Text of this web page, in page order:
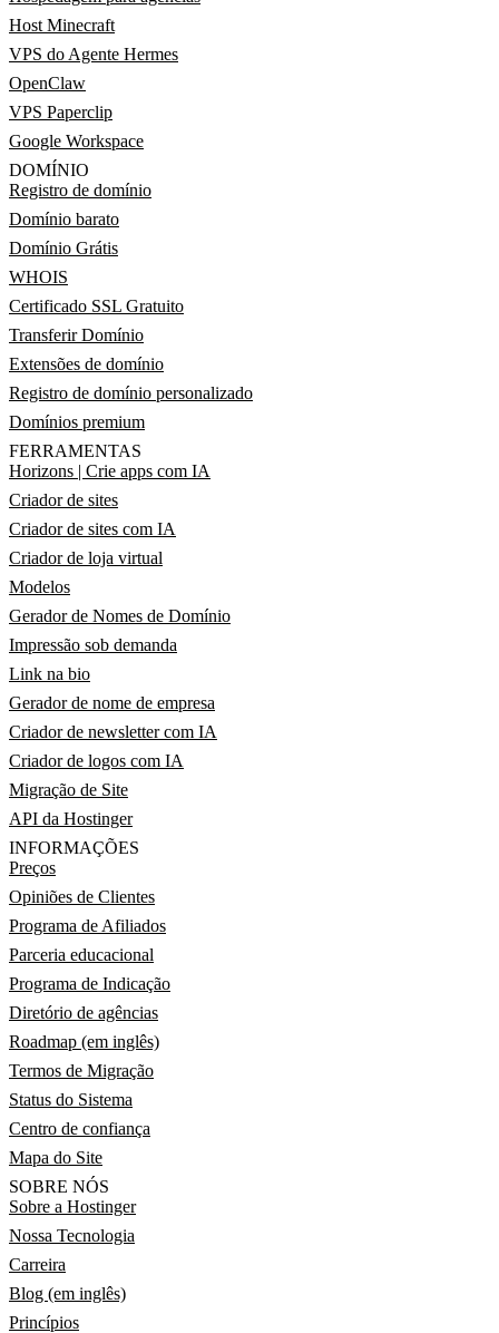
Host Minecraft
VPS do Agente Hermes
OpenClaw
VPS Paperclip
Google Workspace
DOMÍNIO
Registro de domínio
Domínio barato
Domínio Grátis
WHOIS
Certificado SSL Gratuito
Transferir Domínio
Extensões de domínio
Registro de domínio personalizado
Domínios premium
FERRAMENTAS
Horizons | Crie apps com IA
Criador de sites
Criador de sites com IA
Criador de loja virtual
Modelos
Gerador de Nomes de Domínio
Impressão sob demanda
Link na bio
Gerador de nome de empresa
Criador de newsletter com IA
Criador de logos com IA
Migração de Site
API da Hostinger
INFORMAÇÕES
Preços
Opiniões de Clientes
Programa de Afiliados
Parceria educacional
Programa de Indicação
Diretório de agências
Roadmap (em inglês)
Termos de Migração
Status do Sistema
Centro de confiança
Mapa do Site
SOBRE NÓS
Sobre a Hostinger
Nossa Tecnologia
Carreira
Blog (em inglês)
Princípios